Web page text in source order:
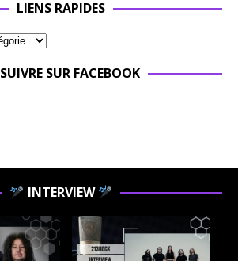
LIENS RAPIDES
SUIVRE SUR FACEBOOK
INTERVIEW